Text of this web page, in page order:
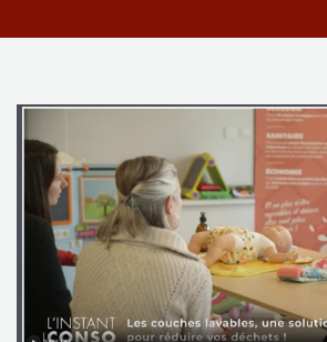
NOS ACTIONS
CONTACT